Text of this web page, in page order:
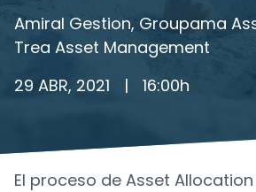
Amiral Gestion, Groupama
Trea Asset Management
29 ABR, 2021
| 16:00h
El proceso de Asset